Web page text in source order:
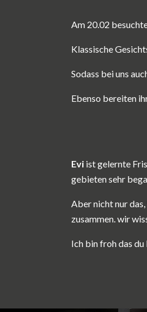
Am 20.02
Klassische
Sodass bei uns
Ebenso bereiten
Evi ist gelernte
gebieten sehr
Aber nicht nur das,
zusammen. wir
Ich bin froh das